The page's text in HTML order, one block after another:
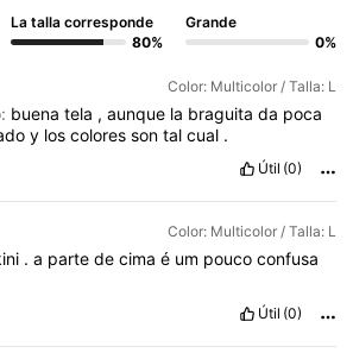
La talla corresponde
80%
Grande
0%
Color: Multicolor / Talla: L
buenatela ,aunque la braguitada poca
y loscoloressontalcual .
Útil (0)
Color: Multicolor / Talla: L
. a parte de cima é um pouco confusa
Útil (0)